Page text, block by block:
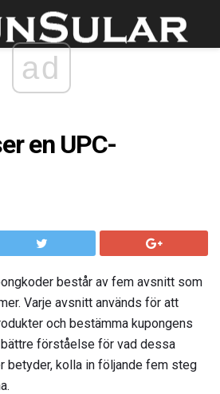
ad
en UPC-
består av fem avsnitt som
Varje avsnitt används för att
och bestämma kupongens
förståelse för vad dessa
betyder, kolla in följande fem steg